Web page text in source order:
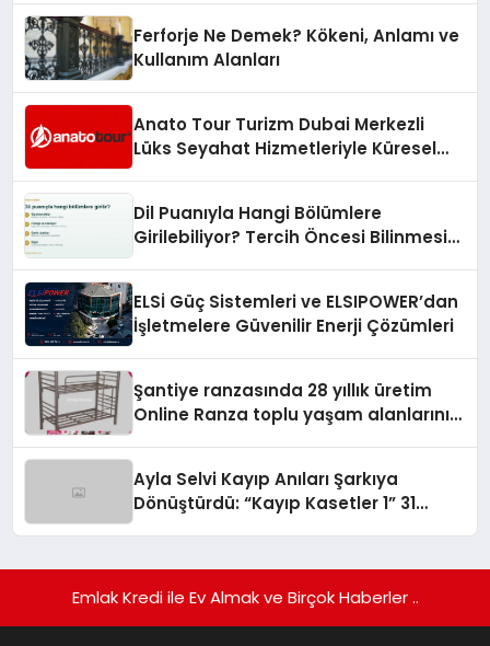
Ferforje Ne Demek? Kökeni, Anlamı ve
Kullanım Alanları
Anato Tour Turizm Dubai Merkezli
Lüks Seyahat Hizmetleriyle Küresel
Dil Puanıyla Hangi Bölümlere
Girilebiliyor? Tercih Öncesi Bilinmesi
ELSİ Güç Sistemleri ve ELSIPOWER’dan
İşletmelere Güvenilir Enerji Çözümleri
Şantiye ranzasında 28 yıllık üretim
Online Ranza toplu yaşam alanlarını
Ayla Selvi Kayıp Anıları Şarkıya
Dönüştürdü: “Kayıp Kasetler 1” 31
Emlak Kredi ile Ev Almak ve Birçok Haberler ..